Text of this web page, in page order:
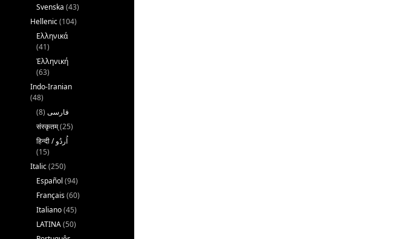
Svenska (43)
Hellenic(104)
Ελληνικά
(41)
Ἑλληνική
(63)
Indo-Iranian
(48)
فارسی (8)
संस्कृतम्(25)
(15)
Italic(250)
Español (94)
Français(60)
Italiano(45)
LATINA(50)